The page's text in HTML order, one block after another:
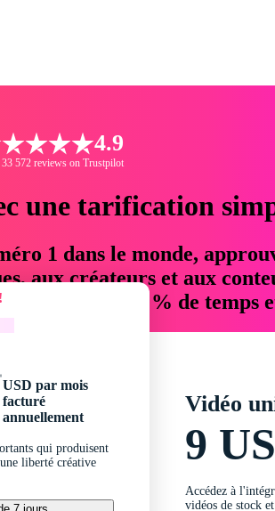
4.9
572 reviews on Trustpilot
une tarification
1 dans le monde,
aux créateurs et aux
jusqu'à 76 % de temps
USD par mois
facturé
annuellement
qui produisent
liberté créative
Vidéo
9
Accédez à
vidéos de stock